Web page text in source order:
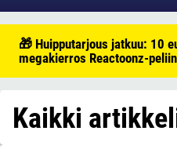
🎁 Huipputarjous jatkuu: 10
megakierros Reactoonz-
Kaikki